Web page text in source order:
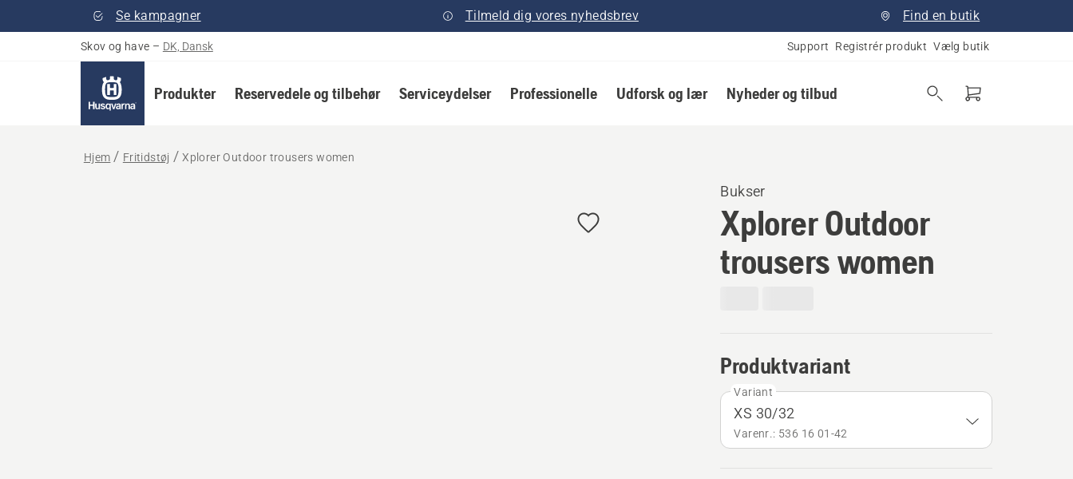
Se kampagner Tilmeld dig vores nyhedsbrev Find en butik
Skov og have – DK, Dansk Support Registrér produkt Vælg butik
Produkter Reservedele og tilbehør Serviceydelser Professionelle Udforsk og lær Nyheder og tilbud
Hjem Fritidstøj Xplorer Outdoor trousers women
Bukser
Xplorer Outdoor
trousers women
Produktvariant
Variant
XS 30/32
Varenr.: 536 16 01‑42